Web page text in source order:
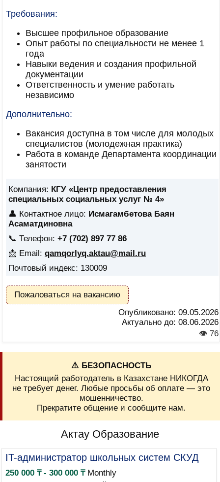
Требования:
Высшее профильное образование
Опыт работы по специальности не менее 1
года
Навыки ведения и создания профильной
документации
Ответственность и умение работать
независимо
Дополнительно:
Вакансия доступна в том числе для молодых
специалистов (молодежная практика)
Работа в команде Департамента координации
занятости
Компания: КГУ «Центр предоставления
специальных социальных услуг № 4»
👤 Контактное лицо: Исмагамбетова Баян
Асаматдиновна
📞 Телефон: +7 (702) 897 77 86
📩 Email: qamqorlyq.aktau@mail.ru
Почтовый индекс: 130009
Пожаловаться на вакансию
Опубликовано: 09.05.2026
Актуально до: 08.06.2026
👁 76
⚠️ БЕЗОПАСНОСТЬ
Настоящий работодатель в Казахстане НИКОГДА
не требует денег. Любые просьбы об оплате — это
мошенничество.
Прекратите общение и сообщите нам.
Актау Образование
IT-администратор школьных систем СКУД
250 000 ₸ - 300 000 ₸Monthly